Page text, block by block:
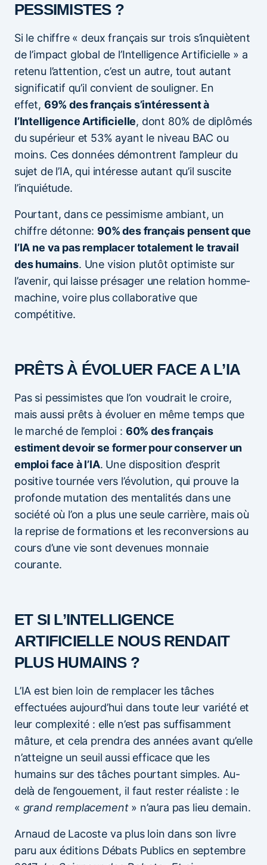
PESSIMISTES ?
Si le chiffre « deux français sur trois s’inquiètent
de l’impact global de l’Intelligence Artificielle » a
retenu l’attention, c’est un autre, tout autant
significatif qu’il convient de souligner. En
effet, 69% des français s’intéressent à
l’Intelligence Artificielle, dont 80% de diplômés
du supérieur et 53% ayant le niveau BAC ou
moins. Ces données démontrent l’ampleur du
sujet de l’IA, qui intéresse autant qu’il suscite
l’inquiétude.
Pourtant, dans ce pessimisme ambiant, un
chiffre détonne: 90% des français pensent que
l’IA ne va pas remplacer totalement le travail
des humains. Une vision plutôt optimiste sur
l’avenir, qui laisse présager une relation homme-
machine, voire plus collaborative que
compétitive.
PRÊTS À ÉVOLUER FACE A L’IA
Pas si pessimistes que l’on voudrait le croire,
mais aussi prêts à évoluer en même temps que
le marché de l’emploi : 60% des français
estiment devoir se former pour conserver un
emploi face à l’IA. Une disposition d’esprit
positive tournée vers l’évolution, qui prouve la
profonde mutation des mentalités dans une
société où l’on a plus une seule carrière, mais où
la reprise de formations et les reconversions au
cours d’une vie sont devenues monnaie
courante.
ET SI L’INTELLIGENCE
ARTIFICIELLE NOUS RENDAIT
PLUS HUMAINS ?
L’IA est bien loin de remplacer les tâches
effectuées aujourd’hui dans toute leur variété et
leur complexité : elle n’est pas suffisamment
mâture, et cela prendra des années avant qu’elle
n’atteigne un seuil aussi efficace que les
humains sur des tâches pourtant simples. Au-
delà de l’engouement, il faut rester réaliste : le
« grand remplacement» n’aura pas lieu demain.
Arnaud de Lacoste va plus loin dans son livre
paru aux éditions Débats Publics en septembre